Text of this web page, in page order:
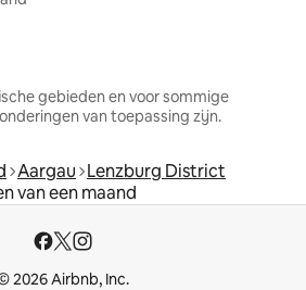
gebieden en voor sommige
van toepassing zijn.
Aargau Lenzburg District
van een maand
2026 Airbnb, Inc.